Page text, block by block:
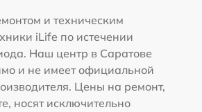
и техническим
iLife по истечении
Наш центр в Саратове
и не имеет официальной
Цены на ремонт,
носят исключительно